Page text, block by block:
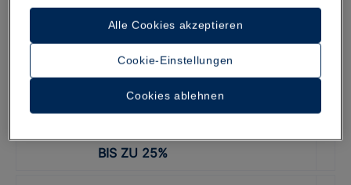
Iberostar Heritage Grand Mencey
BIS ZU 30%
BIS ZU 25%
Cookie-Einstellungen
Cookies ablehnen
Alle Cookies akzeptieren